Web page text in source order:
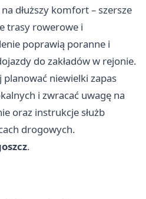
dłuższy komfort – szersze
trasy rowerowe i
poprawią poranne i
do zakładów w rejonie.
niewielki zapas
i zwracać uwagę na
oraz instrukcje służb
drogowych.
.